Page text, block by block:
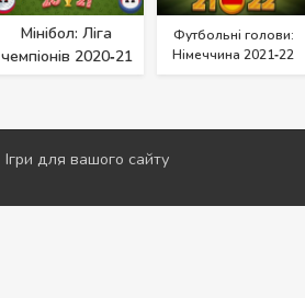
Мінібол: Ліга
чемпіонів 2020‑21
Футбольні голови:
Німеччина 2021‑22
Ігри для вашого сайту